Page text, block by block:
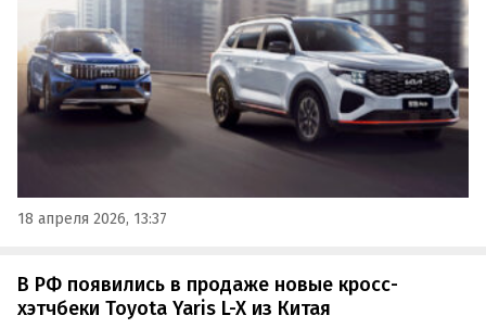
от 3 091 000 рублей, сообщает портал «Автоновости
дня».
18 апреля 2026, 13:37
В РФ появились в продаже новые кросс-
хэтчбеки Toyota Yaris L-X из Китая